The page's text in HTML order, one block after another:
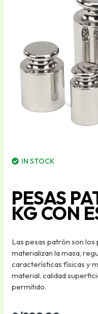
IN STOCK
PESAS
KG CON
Las pesas patrón son
materializan la masa,
características físicas y
material, calidad
permitido.